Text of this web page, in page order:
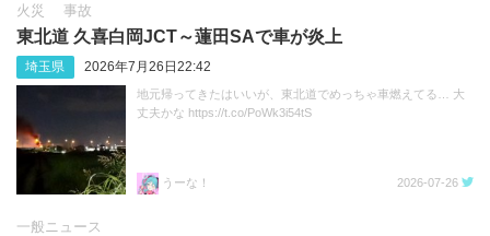
火災 事故
東北道 久喜白岡JCT～蓮田SAで車が炎上
埼玉県 2026年7月26日22:42
地元帰ってきたはいいが、東北道でめっちゃ車燃えてる… 大
丈夫かな https://t.co/PoWk3i54tS
うーな！ 2026-07-26
一般ニュース